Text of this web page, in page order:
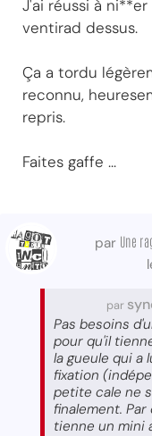
J'ai réussi à
ventirad dessus.
Ça a tordu
reconnu,
repris.
Faites gaffe ...
par Une
par
Pas besoins
pour qu'il
la gueule qui a
fixation
petite cale ne
finalement.
tienne un mini